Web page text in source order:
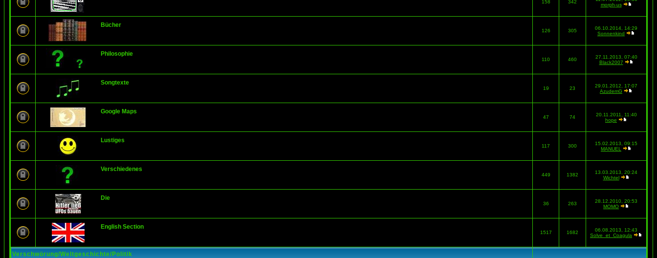
158 342
morph-us
Bücher
126 305
06.10.2014, 14:29
Sonnenkind
Philosophie
110 460
27.11.2013, 07:40
Black2007
Songtexte
19 23
29.01.2012, 17:07
AzudemG
Google Maps
47 74
20.11.2011, 11:40
hope
Lustiges
117 300
15.02.2013, 09:15
MANUEL
Verschiedenes
449 1382
13.03.2013, 20:24
Wichtel
Die
36 263
28.12.2010, 20:53
MOMO
English Section
1517 1682
06.08.2013, 12:43
Solve_et_Coagula
Verschwörung/Weltgeschichte/Politik